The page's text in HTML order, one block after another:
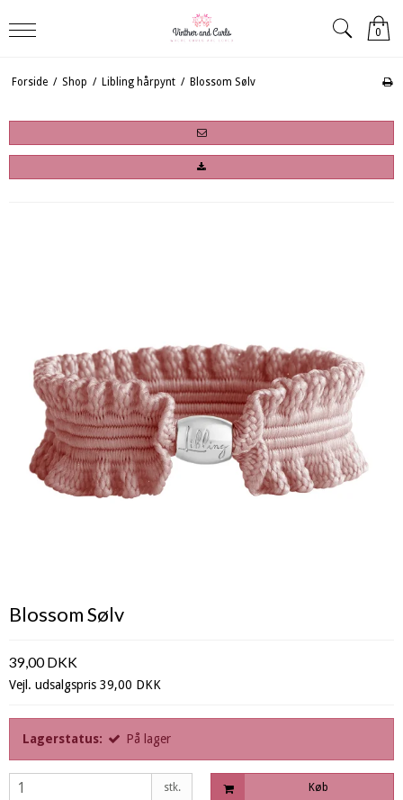
0
Forside / Shop / Libling hårpynt / Blossom Sølv
Blossom Sølv
39,00 DKK
Vejl. udsalgspris 39,00 DKK
Lagerstatus: På lager
stk. Køb